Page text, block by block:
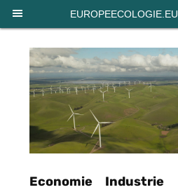
EUROPEECOLOGIE.EU
Economie Industrie